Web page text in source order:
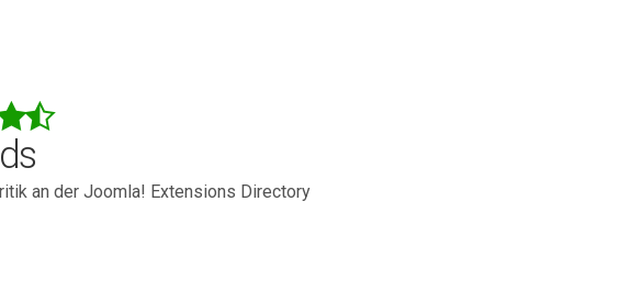
an der Joomla! Extensions Directory